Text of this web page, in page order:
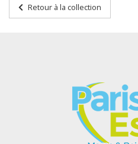
Retour à la collection